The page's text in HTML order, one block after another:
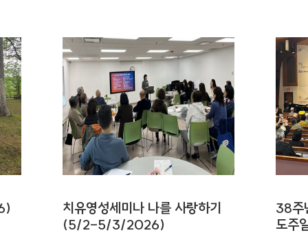
치유영성세미나 나를 사랑하기
(5/2-5/3/2026)
38주
도주